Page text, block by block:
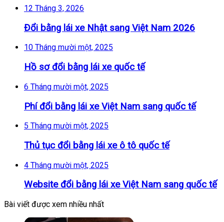
12 Tháng 3, 2026
Đổi bằng lái xe Nhật sang Việt Nam 2026
10 Tháng mười một, 2025
Hồ sơ đổi bằng lái xe quốc tế
6 Tháng mười một, 2025
Phí đổi bằng lái xe Việt Nam sang quốc tế
5 Tháng mười một, 2025
Thủ tục đổi bằng lái xe ô tô quốc tế
4 Tháng mười một, 2025
Website đổi bằng lái xe Việt Nam sang quốc tế
Bài viết được xem nhiều nhất